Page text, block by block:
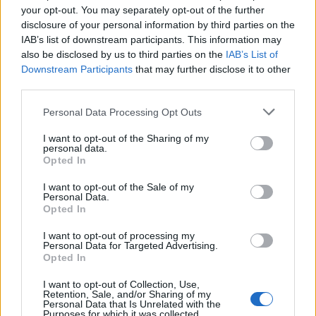
your opt-out. You may separately opt-out of the further
disclosure of your personal information by third parties on the
IAB’s list of downstream participants. This information may
also be disclosed by us to third parties on the IAB’s List of
Downstream Participants that may further disclose it to other
Personal Data Processing Opt Outs
I want to opt-out of the Sharing of my
personal data.
Opted In
I want to opt-out of the Sale of my
Personal Data.
Opted In
I want to opt-out of processing my
Personal Data for Targeted Advertising.
Opted In
I want to opt-out of Collection, Use,
Retention, Sale, and/or Sharing of my
Personal Data that Is Unrelated with the
teruggebracht.
Dat maakt de eerste weken van PSV wat rommelig, maar niet
ongebruikelijk. Bosz werkt voorlopig met een gemengde groep
Raków, Villarreal en FC Eindhoven
wachten nog
PSV begon de voorbereiding al op maandag 29 juni met de
eerste training. Na het gelijkspel tegen Royal Antwerp wacht
ploeg van Bosz het op tegen Raków Częstochowa.
al is de tegenstander daarvan nog niet bekend. Daarna reist
PSV af naar Duitsland voor een trainingskamp in